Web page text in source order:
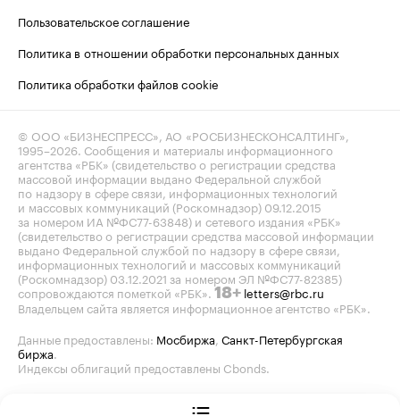
Пользовательское соглашение
Политика в отношении обработки персональных данных
Политика обработки файлов cookie
© ООО «БИЗНЕСПРЕСС», АО «РОСБИЗНЕСКОНСАЛТИНГ»,
1995–2026 . Сообщения и материалы информационного
агентства «РБК» (свидетельство о регистрации средства
массовой информации выдано Федеральной службой
по надзору в сфере связи, информационных технологий
и массовых коммуникаций (Роскомнадзор) 09.12.2015
за номером ИА №ФС77-63848) и сетевого издания «РБК»
(свидетельство о регистрации средства массовой информации
выдано Федеральной службой по надзору в сфере связи,
информационных технологий и массовых коммуникаций
(Роскомнадзор) 03.12.2021 за номером ЭЛ №ФС77-82385)
сопровождаются пометкой «РБК». 18+ letters@rbc.ru
Владельцем сайта является информационное агентство «РБК».
Данные предоставлены: Мосбиржа Санкт-Петербургская
биржа
Индексы облигаций предоставлены Cbonds.